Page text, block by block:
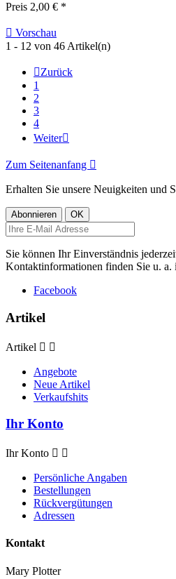
Preis 2,00 € *
 Vorschau
1 - 12 von 46 Artikel(n)
Zurück
1
2
3
4
Weiter
Zum Seitenanfang 
Erhalten Sie unsere Neuigkeiten und
Sie können Ihr Einverständnis
Kontaktinformationen finden Sie u. a.
Facebook
Artikel
Artikel  
Angebote
Neue Artikel
Verkaufshits
Ihr Konto
Ihr Konto  
Persönliche Angaben
Bestellungen
Rückvergütungen
Adressen
Kontakt
Mary Plotter